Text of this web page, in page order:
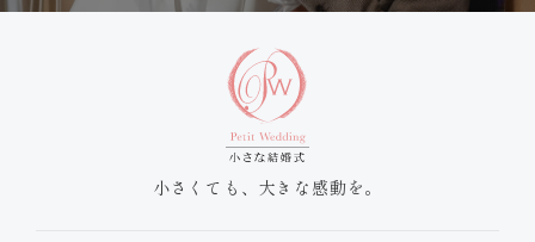
小さくても、大きな感動を。